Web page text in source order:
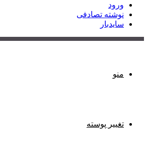
ورود
نوشته تصادفی
سایدبار
منو
تغییر پوسته